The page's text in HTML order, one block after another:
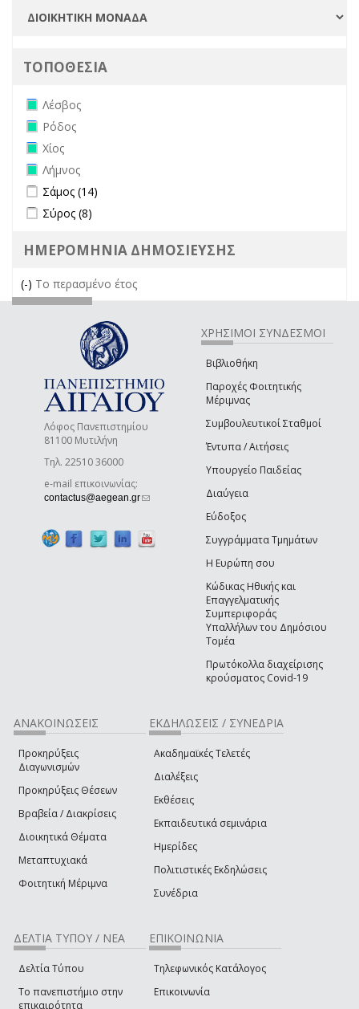
ΤΟΠΟΘΕΣΙΑ
Remove Λέσβος filter
Λέσβος
Remove Ρόδος filter
Ρόδος
Remove Χίος filter
Χίος
Remove Λήμνος filter
Λήμνος
Apply Σάμος filter
Σάμος (14)
Apply Σύρος filter
Σύρος (8)
ΗΜΕΡΟΜΗΝΙΑ ΔΗΜΟΣΙΕΥΣΗΣ
(-) Remove Το περασμένο έτος filter
Το περασμένο έτος
Λόφος Πανεπιστημίου
81100 Μυτιλήνη
Τηλ. 22510 36000
e-mail επικοινωνίας:
contactus@aegean.gr(link sends e-mail)
ΧΡΗΣΙΜΟΙ ΣΥΝΔΕΣΜΟΙ
Βιβλιοθήκη
Παροχές Φοιτητικής
Μέριμνας
Συμβουλευτικοί Σταθμοί
Έντυπα / Αιτήσεις
Υπουργείο Παιδείας
Διαύγεια
Εύδοξος
Συγγράμματα Τμημάτων
Η Ευρώπη σου
Κώδικας Ηθικής και
Επαγγελματικής
Συμπεριφοράς
Υπαλλήλων του Δημόσιου
Τομέα
Πρωτόκολλα διαχείρισης
κρούσματος Covid-19
ΑΝΑΚΟΙΝΩΣΕΙΣ
Προκηρύξεις
Διαγωνισμών
Προκηρύξεις Θέσεων
Βραβεία / Διακρίσεις
Διοικητικά Θέματα
Μεταπτυχιακά
Φοιτητική Μέριμνα
ΕΚΔΗΛΩΣΕΙΣ / ΣΥΝΕΔΡΙΑ
Ακαδημαϊκές Τελετές
Διαλέξεις
Εκθέσεις
Εκπαιδευτικά σεμινάρια
Ημερίδες
Πολιτιστικές Εκδηλώσεις
Συνέδρια
ΔΕΛΤΙΑ ΤΥΠΟΥ / ΝΕΑ
Δελτία Τύπου
Το πανεπιστήμιο στην
επικαιρότητα
ΕΠΙΚΟΙΝΩΝΙΑ
Τηλεφωνικός Κατάλογος
Επικοινωνία